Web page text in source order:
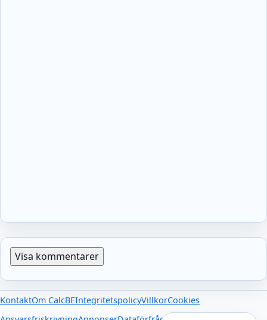
Visa kommentarer
KontaktOm CalcBEIntegritetspolicyVillkorCookies